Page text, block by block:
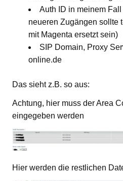
Auth ID in meinem
neueren Zugängen sollte
mit Magenta ersetzt sein)
SIP Domain, Proxy
online.de
Das sieht z.B. so aus:
Achtung, hier muss der Area
eingegeben werden
Hier werden die restlichen